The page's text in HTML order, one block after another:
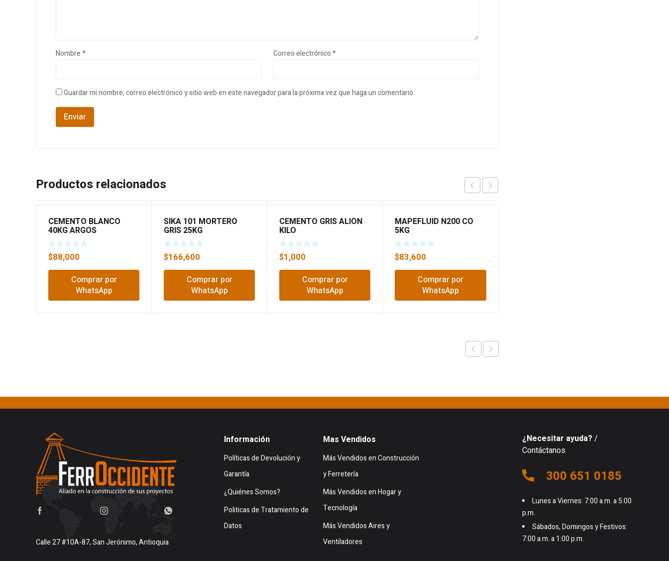
Nombre* Correo electrónico*
Guardar mi nombre, correo electrónico y sitio web en este navegador para la próxima vez que haga un comentario.
Productos relacionados
CEMENTO BLANCO
40KG ARGOS
$88,000
Comprar por
WhatsApp
SIKA 101 MORTERO
GRIS 25KG
$166,600
Comprar por
WhatsApp
CEMENTO GRIS ALION
KILO
$1,000
Comprar por
WhatsApp
MAPEFLUID N200 CO
5KG
$83,600
Comprar por
WhatsApp
Calle 27 #10A-87, San Jerónimo, Antioquia
Información
Políticas de Devolución y
Garantía
¿Quiénes Somos?
Politicas de Tratamiento de
Datos
Mas Vendidos
Más Vendidos en Construcción
y Ferretería
Más Vendidos en Hogar y
Tecnología
Más Vendidos Aires y
Ventiladores
¿Necesitar ayuda? /
Contáctanos
300 651 0185
Lunes a Viernes: 7:00 a.m. a 5:00
p.m.
Sábados, Domingos y Festivos:
7:00 a.m. a 1:00 p.m.